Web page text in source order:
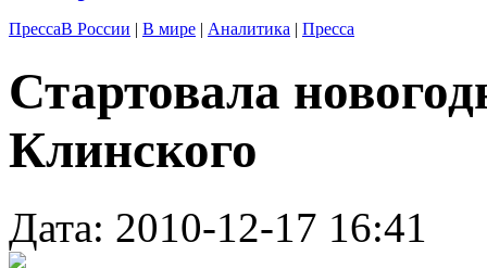
ПрессаВ России | В мире | Аналитика | Пресса
Стартовала
Клинского
Дата: 2010-12-17 16:41